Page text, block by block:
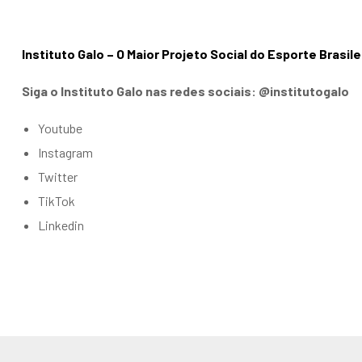
Instituto Galo – O Maior Projeto Social do Esporte
Siga o Instituto Galo nas redes sociais: @institutogalo
Youtube
Instagram
Twitter
TikTok
Linkedin